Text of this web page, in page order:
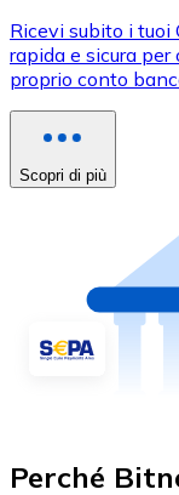
Ricevi subito i tuoi
rapida e sicura
proprio conto
Scopri di più
Perché